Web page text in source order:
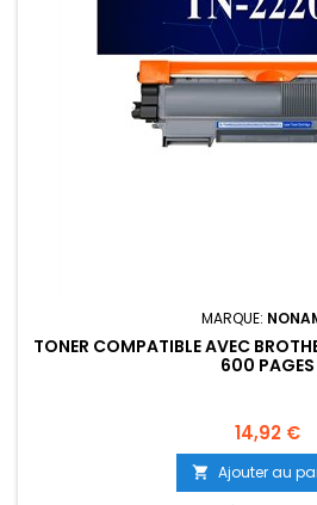
MARQUE:
TONER COMPATIBLE AVEC
600 PAGES
Prix
14,92 €
 Ajouter au